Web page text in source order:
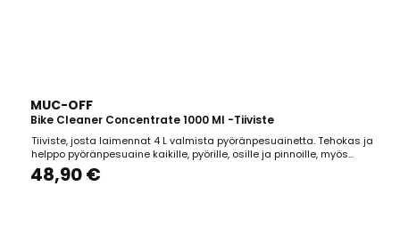
MUC-OFF
Bike Cleaner Concentrate 1000 Ml -tiiviste
Tiiviste, josta laimennat 4 L valmista pyöränpesuainetta. Tehokas ja
helppo pyöränpesuaine kaikille, pyörille, osille ja pinnoille, myös
hiilikuidulle. Nanoteknologia, alkaline based, biohajoava, CFC ja
liuotinvapaa. Pakkauskoko: 1000 ml.
48,90 €